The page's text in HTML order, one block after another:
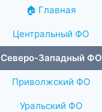
🏠 Главная
Центральный ФО
Северо-Западный ФО
Приволжский ФО
Уральский ФО